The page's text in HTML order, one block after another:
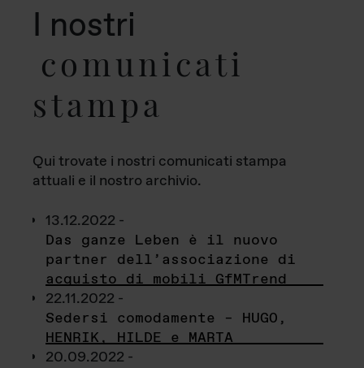
I nostri
comunicati
stampa
Qui trovate i nostri comunicati stampa
attuali e il nostro archivio.
13.12.2022 -
Das ganze Leben è il nuovo
partner dell’associazione di
acquisto di mobili GfMTrend
22.11.2022 -
Sedersi comodamente – HUGO,
HENRIK, HILDE e MARTA
20.09.2022 -